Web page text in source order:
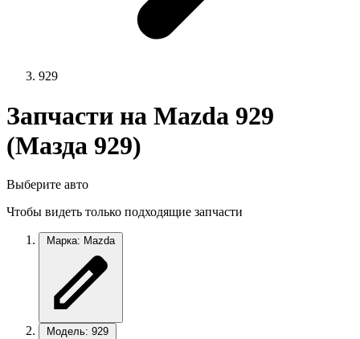
929
Запчасти на Mazda 929
(Мазда 929)
Выберите авто
Чтобы видеть только подходящие запчасти
Марка: Mazda
Модель: 929